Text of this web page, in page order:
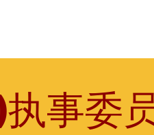
事委